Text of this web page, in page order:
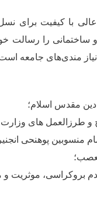
با کیفیت برای
ساختمانی را رسالت
مندی‌های جامعه
دین مقدس اسلام؛
و طرزالعمل های
منسوبین پوهنحی
بروکراسی، موثریت و